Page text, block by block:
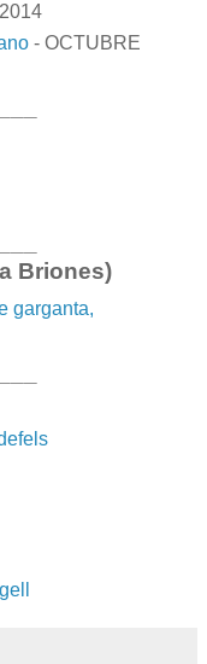
- OCTUBRE
Briones)
garganta,